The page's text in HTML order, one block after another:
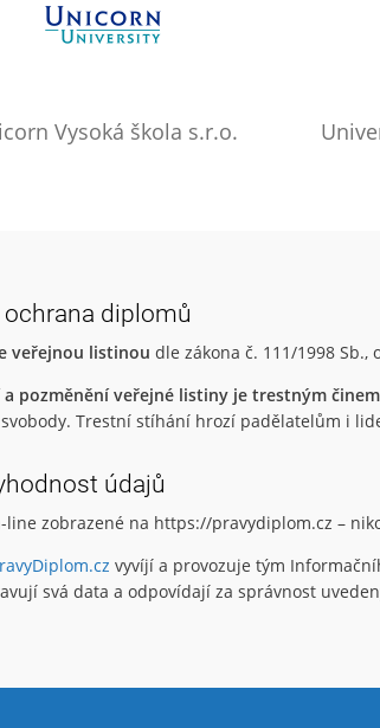
Vysoká škola s.r.o.
ochrana diplomů
veřejnou listinou dle zákona č. 111/1998
a pozměnění veřejné listiny je trestným činem
Trestní stíhání hrozí padělatelům i
údajů
line zobrazené na https://pravydiplom.cz –
vyvíjí a provozuje tým
svá data a odpovídají za správnost